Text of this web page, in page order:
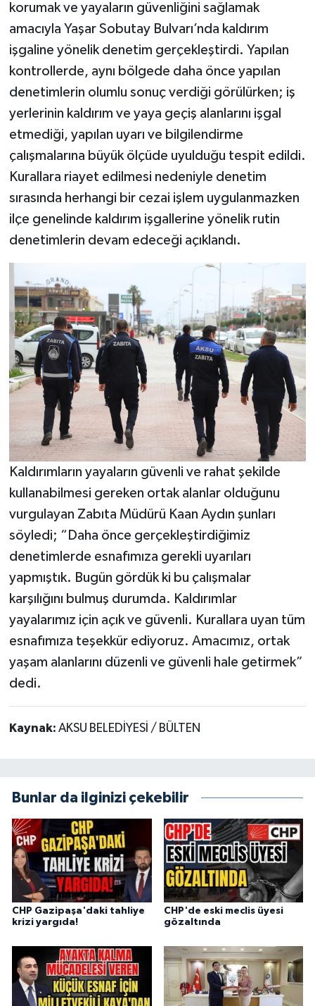
korumak ve yayaların güvenliğini sağlamak
amacıyla Yaşar Sobutay Bulvarı’nda kaldırım
işgaline yönelik denetim gerçekleştirdi. Yapılan
kontrollerde, aynı bölgede daha önce yapılan
denetimlerin olumlu sonuç verdiği görülürken; iş
yerlerinin kaldırım ve yaya geçiş alanlarını işgal
etmediği, yapılan uyarı ve bilgilendirme
çalışmalarına büyük ölçüde uyulduğu tespit edildi.
Kurallara riayet edilmesi nedeniyle denetim
sırasında herhangi bir cezai işlem uygulanmazken
ilçe genelinde kaldırım işgallerine yönelik rutin
denetimlerin devam edeceği açıklandı.
Kaldırımların yayaların güvenli ve rahat şekilde
kullanabilmesi gereken ortak alanlar olduğunu
vurgulayan Zabıta Müdürü Kaan Aydın şunları
söyledi; “Daha önce gerçekleştirdiğimiz
denetimlerde esnafımıza gerekli uyarıları
yapmıştık. Bugün gördük ki bu çalışmalar
karşılığını bulmuş durumda. Kaldırımlar
yayalarımız için açık ve güvenli. Kurallara uyan tüm
esnafımıza teşekkür ediyoruz. Amacımız, ortak
yaşam alanlarını düzenli ve güvenli hale getirmek”
dedi.
Kaynak: AKSU BELEDİYESİ / BÜLTEN
Bunlar da ilginizi çekebilir
CHP Gazipaşa'daki tahliye
krizi yargıda!
CHP'de eski meclis üyesi
gözaltında